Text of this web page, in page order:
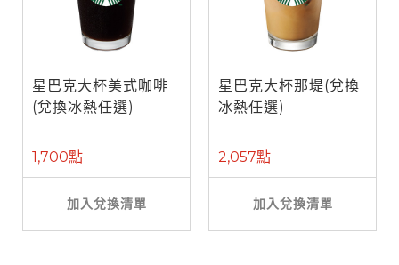
星巴克大杯美式咖啡
(兌換冰熱任選)
1,700點
加入兌換清單
星巴克大杯那堤(兌換
冰熱任選)
2,057點
加入兌換清單